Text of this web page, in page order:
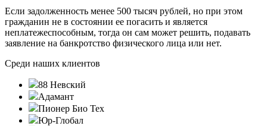
Если задолженность менее 500 тысяч рублей, но при этом
гражданин не в состоянии ее погасить и является
неплатежеспособным, тогда он сам может решить, подавать
заявление на банкротство физического лица или нет.
Среди наших клиентов
88 Невский
Адамант
Пионер Био Тех
Юр-Глобал